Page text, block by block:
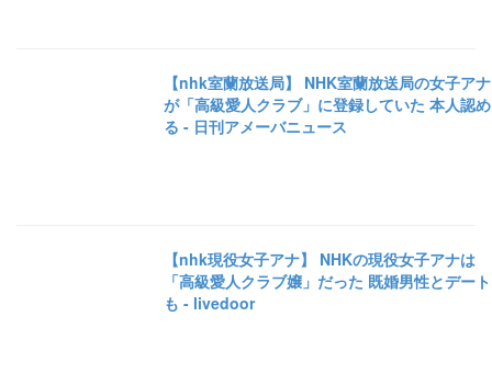
【nhk室蘭放送局】 NHK室蘭放送局の女子アナ
が「高級愛人クラブ」に登録していた 本人認め
る - 日刊アメーバニュース
【nhk現役女子アナ】 NHKの現役女子アナは
「高級愛人クラブ嬢」だった 既婚男性とデート
も - livedoor